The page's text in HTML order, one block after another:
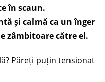
în scaun.
și calmă ca un înger
zâmbitoare către el.
Păreți puțin tensionat